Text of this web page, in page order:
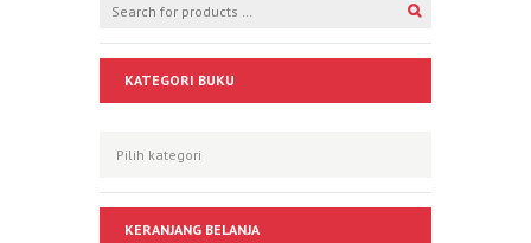
KATEGORI BUKU
KERANJANG BELANJA